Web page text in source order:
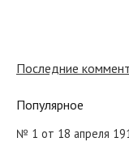
Последние
Популярное
№ 1 от 18 апреля